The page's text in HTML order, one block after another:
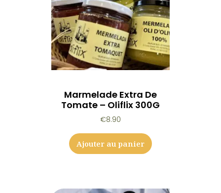
Marmelade Extra De
Tomate – Oliflix 300G
€8.90
Ajouter au panier